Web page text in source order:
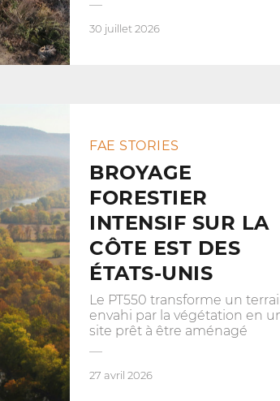
30 juillet 2026
FAE STORIES
BROYAGE
FORESTIER
INTENSIF SUR LA
CÔTE EST DES
ÉTATS-UNIS
Le PT550 transforme un
envahi par la végétation en
site prêt à être aménagé
27 avril 2026